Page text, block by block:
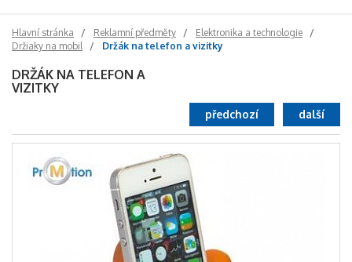
Hlavní stránka Reklamní předměty
Elektronika a technologie
Držiaky na mobil
Držák na telefon a vizitky
DRŽÁK NA TELEFON A
VIZITKY
další
předchozí